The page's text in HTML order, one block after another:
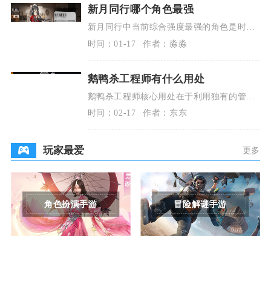
新月同行哪个角色最强
新月同行中当前综合强度最强的角色是时
曦，其次是龙井与叙非，三者构成T0级核心
输出梯队，适配
时间：01-17 作者：淼淼
鹅鸭杀工程师有什么用处
鹅鸭杀工程师核心用处在于利用独有的管道
穿梭能力快速控场、侦查局势、规避风险并
完成关键任务，
时间：02-17 作者：东东
玩家最爱 更多
角色扮演手游 冒险解谜手游